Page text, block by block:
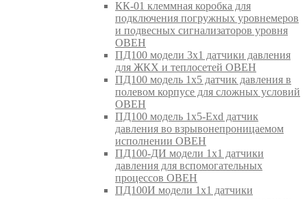
КК-01 клеммная коробка для
подключения погружных уровнемеров
и подвесных сигнализаторов уровня
ОВЕН
ПД100 модели 3х1 датчики давления
для ЖКХ и теплосетей ОВЕН
ПД100 модель 1х5 датчик давления в
полевом корпусе для сложных условий
ОВЕН
ПД100 модель 1х5-Exd датчик
давления во взрывонепроницаемом
исполнении ОВЕН
ПД100-ДИ модели 1х1 датчики
давления для вспомогательных
процессов ОВЕН
ПД100И модели 1х1 датчики